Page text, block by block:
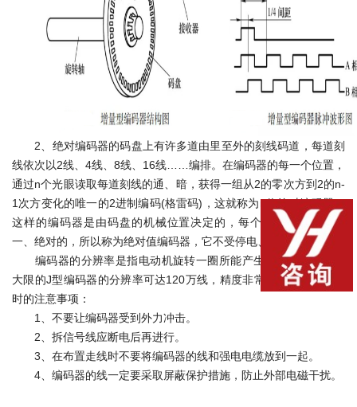
2、绝对编码器的码盘上有许多道由里至外的刻线码道，每道刻
线依次以2线、4线、8线、16线……编排。在编码器的每一个位置，
通过n个光眼读取每道刻线的通、暗，获得一组从2的零次方到2的n-
1次方变化的唯一的2进制编码(格雷码)，这就称为n位绝对编码器。
这样的编码器是由码盘的机械位置决定的，每个位置的编码是唯
一、绝对的，所以称为绝对值编码器，它不受停电、干扰的影响。
编码器的分辨率是指电动机旋转一圈所能产生的脉冲数。比如
大限的J型编码器的分辨率可达120万线，精度非常高。编码器使用
时的注意事项：
1、不要让编码器受到外力冲击。
2、拆信号线应断电后再进行。
3、在布置走线时不要将编码器的线和强电电缆放到一起。
4、编码器的线一定要采取屏蔽保护措施，防止外部电磁干扰。